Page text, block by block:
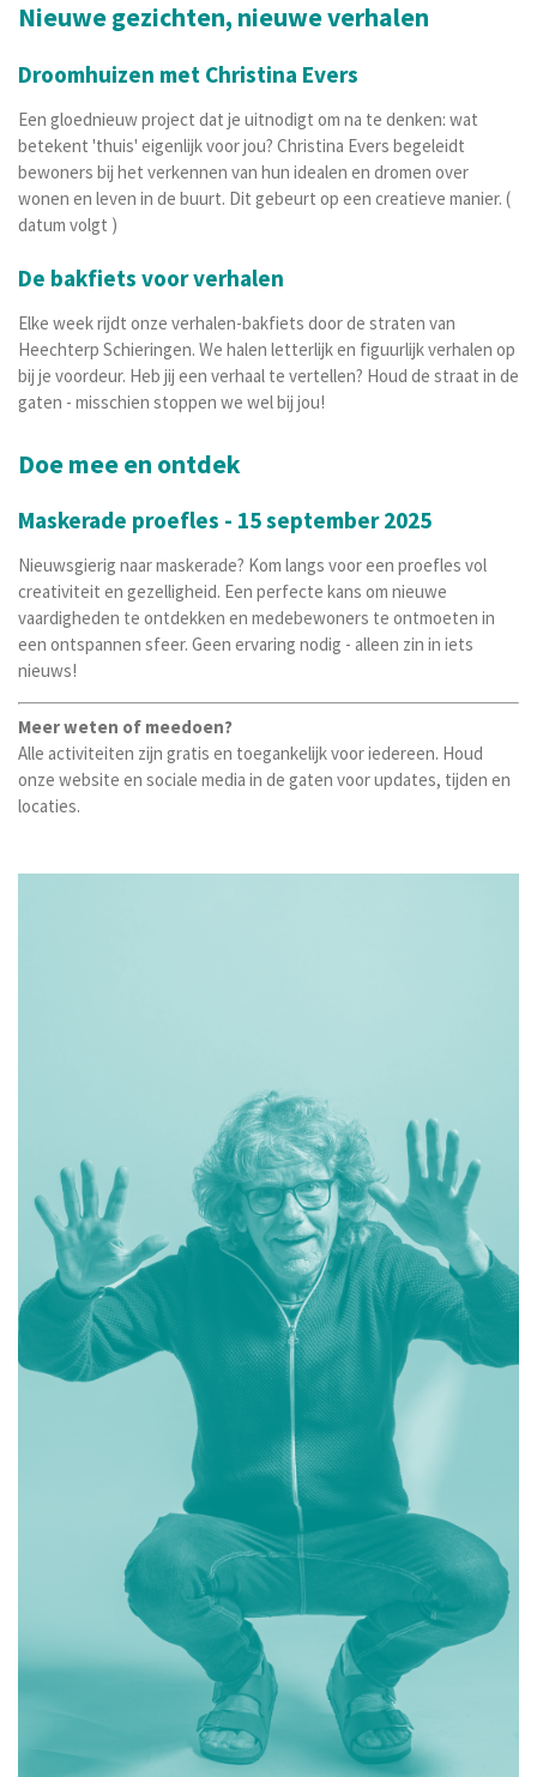
Nieuwe gezichten, nieuwe verhalen
Droomhuizen met Christina Evers
Een gloednieuw project dat je uitnodigt om na te denken: wat
betekent 'thuis' eigenlijk voor jou? Christina Evers begeleidt
bewoners bij het verkennen van hun idealen en dromen over
wonen en leven in de buurt. Dit gebeurt op een creatieve manier. (
datum volgt )
De bakfiets voor verhalen
Elke week rijdt onze verhalen-bakfiets door de straten van
Heechterp Schieringen. We halen letterlijk en figuurlijk verhalen op
bij je voordeur. Heb jij een verhaal te vertellen? Houd de straat in de
gaten - misschien stoppen we wel bij jou!
Doe mee en ontdek
Maskerade proefles - 15 september 2025
Nieuwsgierig naar maskerade? Kom langs voor een proefles vol
creativiteit en gezelligheid. Een perfecte kans om nieuwe
vaardigheden te ontdekken en medebewoners te ontmoeten in
een ontspannen sfeer. Geen ervaring nodig - alleen zin in iets
nieuws!
Meer weten of meedoen?
Alle activiteiten zijn gratis en toegankelijk voor iedereen. Houd
onze website en sociale media in de gaten voor updates, tijden en
locaties.